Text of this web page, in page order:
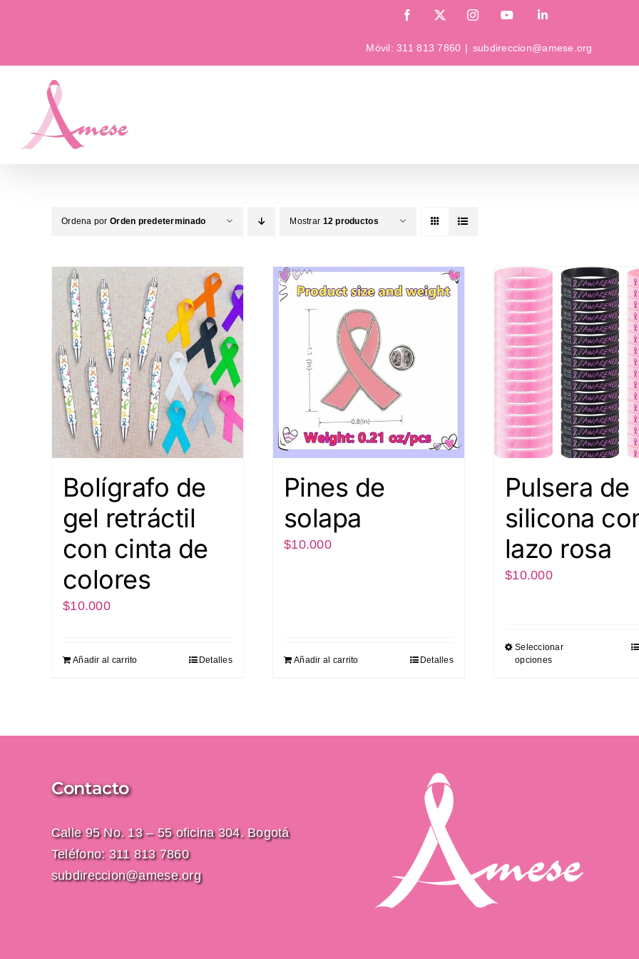
Facebook InstagramYouTubeLinkedIn
Móvil:311 813 7860 | subdireccion@amese.org
Ordena por Orden predeterminado Mostrar 12 productos
Bolígrafo de
gel retráctil
con cinta de
colores
$10.000
Añadir al carrito Detalles
Pines de
solapa
$10.000
Añadir al carrito Detalles
Pulsera de
silicona
lazo rosa
$10.000
Seleccionar
opciones
Contacto
Calle 95 No. 13 – 55 oficina 304. Bogotá
Teléfono: 311 813 7860
subdireccion@amese.org